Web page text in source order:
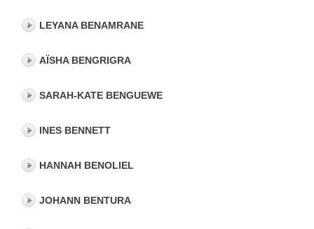
LEYANA BENAMRANE
AÏSHA BENGRIGRA
SARAH-KATE BENGUEWE
INES BENNETT
HANNAH BENOLIEL
JOHANN BENTURA